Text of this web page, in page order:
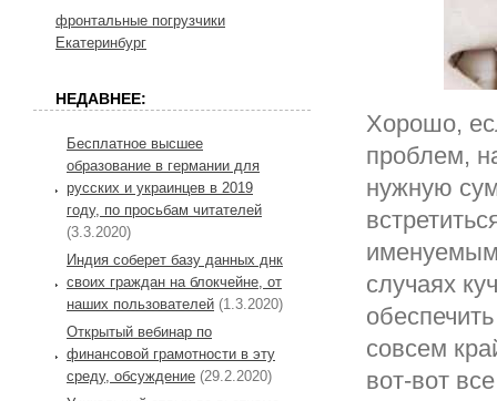
Хорошо,
проблем,
нужную
случаях
совсем
вот-вот
фронтальные погрузчики
Екатеринбург
НЕДАВНЕЕ:
Бесплатное высшее
образование в германии для
русских и украинцев в 2019
году, по просьбам читателей
(3.3.2020)
Индия соберет базу данных днк
своих граждан на блокчейне, от
наших пользователей (1.3.2020)
Открытый вебинар по
финансовой грамотности в эту
среду, обсуждение (29.2.2020)